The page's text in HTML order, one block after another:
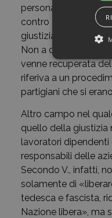
persona nella
contro gli imputati
giustizia dei tribunali
Non a caso, alla sua
venne recuperata
riferiva a un
partigiani che si
Altro campo nel
quello della giustizia
lavoratori dipendenti
responsabili delle
Secondo V., infatti,
solamente di
tedesca e fascista,
Nazione libera», ma